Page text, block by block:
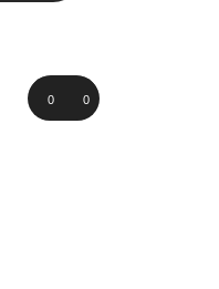
Audio-
Player
00:00 00:00